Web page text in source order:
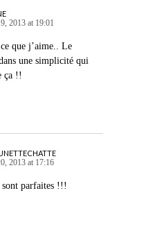
2013 at 19:01
que j’aime.. Le
une simplicité qui
ça !!
2013 at 17:16
parfaites !!!